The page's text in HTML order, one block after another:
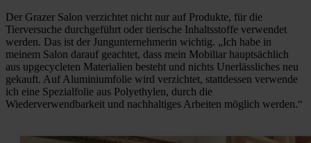
Der Grazer Salon verzichtet nicht nur auf Produkte, für die
Tierversuche durchgeführt oder tierische Inhaltsstoffe verwendet
werden. Das ist der Jungunternehmerin wichtig. „Ich habe in
meinem Salon darauf geachtet, dass mein Mobiliar hauptsächlich
aus upgecycleten Materialien besteht und nichts Unerlässliches neu
gekauft. Auf Aluminiumfolie wird verzichtet, stattdessen verwende
ich eine Spezialfolie aus Polyethylen, durch die
Wiederverwendbarkeit und nachhaltiges Arbeiten möglich werden.“